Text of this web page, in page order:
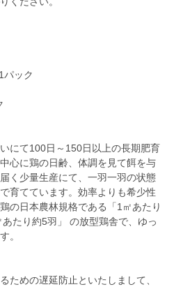
ック
にて100日～150日以上の長期肥育
心に鶏の日齢、体調を見て餌を与
く少量生産にて、一羽一羽の状態
育てています。効率よりも希少性
の日本農林規格である「1㎡あたり
たり約5羽」 の放型鶏舎で、ゆっ
。
ための遅延防止といたしまして、